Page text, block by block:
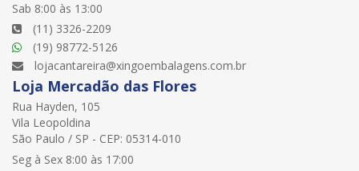
Sab 8:00 às 13:00
(11) 3326-2209
(19) 98772-5126
lojacantareira@xingoembalagens.com.br
Loja Mercadão das Flores
Rua Hayden, 105
Vila Leopoldina
São Paulo / SP - CEP: 05314-010
Seg à Sex 8:00 às 17:00